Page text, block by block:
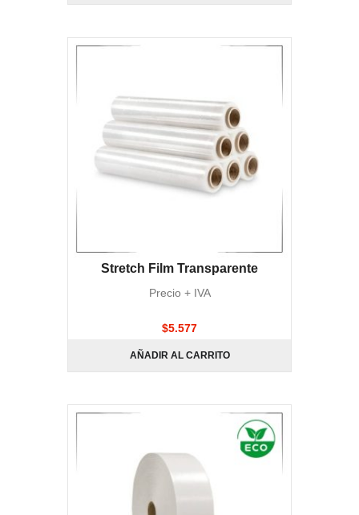
Stretch Film Transparente
Precio + IVA
$5.577
AÑADIR AL CARRITO